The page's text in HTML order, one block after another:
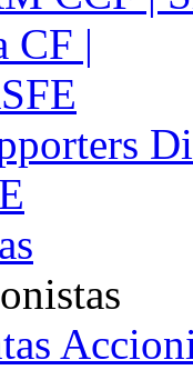
CF |